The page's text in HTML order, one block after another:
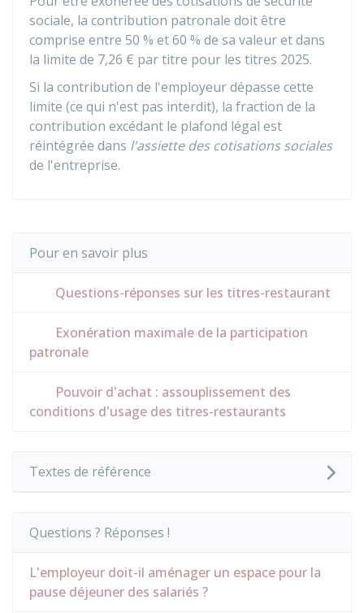
sociale, la contribution patronale doit être
comprise entre 50 % et60 % de sa valeur et dans
la limite de 7,26 € par titre pour les titres 2025.
Si la contribution de l'employeur dépasse cette
limite (ce qui n'est pas interdit), la fraction de la
contribution excédant le plafond légal est
réintégrée dans l'assiette des cotisations sociales
de l'entreprise.
Pour en savoir plus
Questions-réponses sur les titres-restaurant
Exonération maximale de la participation
patronale
Pouvoir d'achat : assouplissement des
conditions d'usage des titres-restaurants
Textes de référence
Questions ? Réponses !
L'employeur doit-il aménager un espace pour la
pause déjeuner des salariés ?